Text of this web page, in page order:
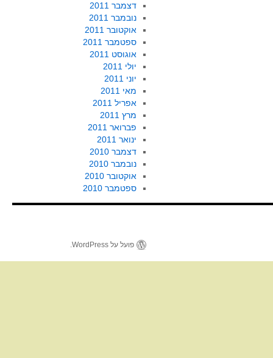
דצמבר 2011
נובמבר 2011
אוקטובר 2011
ספטמבר 2011
אוגוסט 2011
יולי 2011
יוני 2011
מאי 2011
אפריל 2011
מרץ 2011
פברואר 2011
ינואר 2011
דצמבר 2010
נובמבר 2010
אוקטובר 2010
ספטמבר 2010
פועל על WordPress.